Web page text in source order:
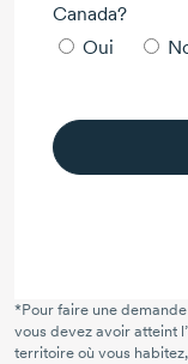
Canada?
Oui
*Pour faire une
vous devez avoir atteint
territoire où vous